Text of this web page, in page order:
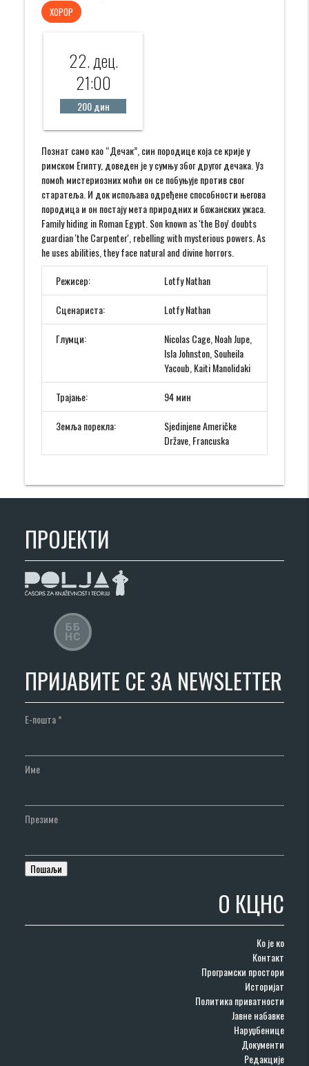
ХОРОР
22. дец.
21:00
200 дин
Познат само као “Дечак”, син породице која се крије у
римском Египту, доведен је у сумњу због другог дечака. Уз
помоћ мистериозних моћи он се побуњује против свог
старатеља. И док испољава одређене способности његова
породица и он постају мета природних и божанских ужаса.
Family hiding in Roman Egypt. Son known as 'the Boy' doubts
guardian 'the Carpenter', rebelling with mysterious powers. As
he uses abilities, they face natural and divine horrors.
Режисер:
Lotfy Nathan
Сценариста:
Lotfy Nathan
Глумци:
Nicolas Cage, Noah Jupe,
Isla Johnston, Souheila
Yacoub, Kaiti Manolidaki
Трајање:
94 мин
Земља порекла:
Sjedinjene Američke
Države, Francuska
ПРОЈЕКТИ
ПРИЈАВИТЕ СЕ ЗА NEWSLETTER
Е-пошта*
Име
Презиме
О КЦНС
Ко је ко
Контакт
Програмски простори
Историјат
Политика приватности
Јавне набавке
Наруџбенице
Документи
Редакције